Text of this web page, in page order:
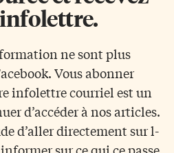
ne sont plus
Vous abonner
infolettre courriel est un
d’accéder à nos articles.
d’aller directement sur l-